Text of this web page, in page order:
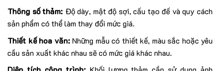
Thông số thảm: Độ dày, mật độ sợi, cấu tạo đế và quy cách
sản phẩm có thể làm thay đổi mức giá.
Thiết kế hoa văn:Những mẫu có thiết kế, màu sắc hoặc yêu
cầu sản xuất khác nhau sẽ có mức giá khác nhau.